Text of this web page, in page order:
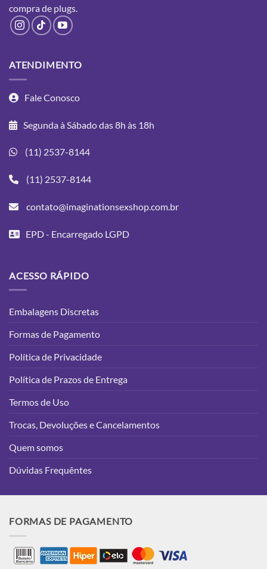
comprade plugs.
ATENDIMENTO
Fale Conosco
Segunda à Sábado das 8h às 18h
(11) 2537-8144
(11) 2537-8144
contato@imaginationsexshop.com.br
EPD - Encarregado LGPD
ACESSO RÁPIDO
Embalagens Discretas
Formas de Pagamento
Política de Privacidade
Política de Prazos de Entrega
Termos de Uso
Trocas, Devoluções e Cancelamentos
Quem somos
Dúvidas Frequêntes
FORMAS DE PAGAMENTO